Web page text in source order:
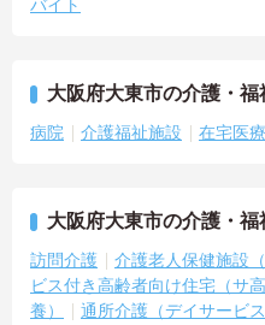
バイト
大阪府大東市の介護・
病院 介護福祉施設 在宅医療
大阪府大東市の介護・
訪問介護 介護老人保健施設（
ビス付き高齢者向け住宅（サ高
養）
通所介護（デイサービス